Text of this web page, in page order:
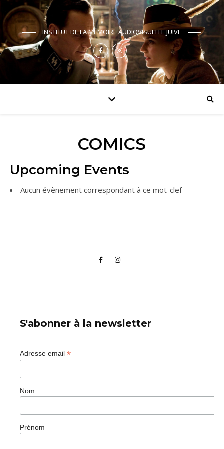
INSTITUT DE LA MÉMOIRE AUDIOVISUELLE JUIVE
COMICS
Upcoming Events
Aucun évènement correspondant à ce mot-clef
S'abonner à la newsletter
Adresse email *
Nom
Prénom